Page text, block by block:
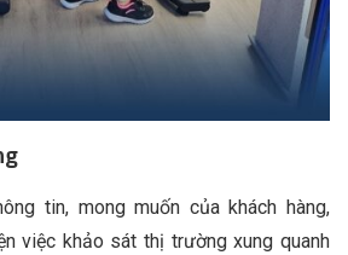
tin, mong muốn của khách hàng,
việc khảo sát thị trường xung quanh